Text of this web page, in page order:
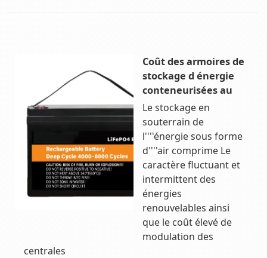
Coût des armoires de
stockage d énergie
conteneurisées au
Le stockage en
souterrain de
l''''énergie sous forme
d''''air comprime Le
caractère fluctuant et
intermittent des
énergies
renouvelables ainsi
que le coût élevé de
modulation des
centrales